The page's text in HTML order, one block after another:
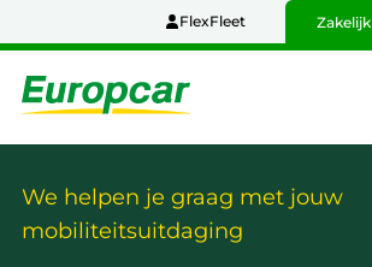
hoofdinhoud
FlexFleet Zakelijk
Home
We helpen je graag met jouw
mobiliteitsuitdaging